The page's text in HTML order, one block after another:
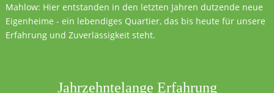
Mahlow: Hier entstanden in den letzten Jahren dutzende neue
Eigenheime - ein lebendiges Quartier, das bis heute für unsere
Erfahrung und Zuverlässigkeit steht.
Jahrzehntelange Erfahrung